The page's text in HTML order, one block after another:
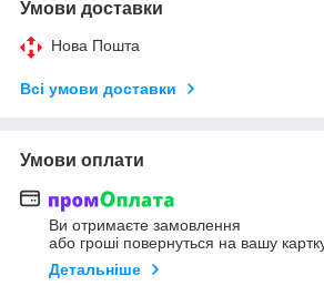
Умови доставки
Нова Пошта
Всі умови доставки
Умови оплати
Ви отримаєте замовлення
або гроші повернуться на вашу
Детальніше